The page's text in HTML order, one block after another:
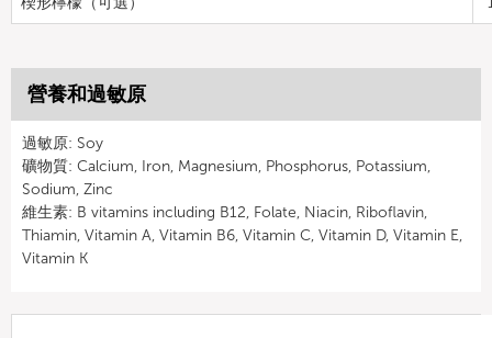
營養和過敏原
過敏原: Soy
礦物質: Calcium, Iron, Magnesium, Phosphorus, Potassium,
Sodium, Zinc
維生素: B vitamins including B12, Folate, Niacin, Riboflavin,
Thiamin, Vitamin A, Vitamin B6, Vitamin C, Vitamin D, Vitamin E,
Vitamin K